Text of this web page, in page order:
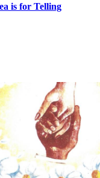
is for Telling